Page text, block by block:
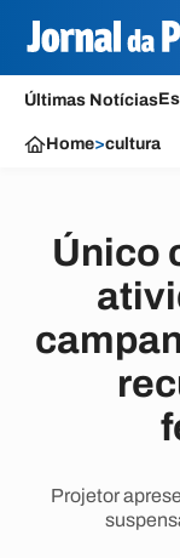
Últimas Notícias
Home>cultura
Único
Projetor